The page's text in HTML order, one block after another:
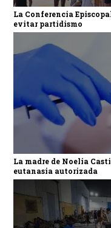
La Conferencia
evitar partidismo
La madre de Noelia
eutanasia autorizada